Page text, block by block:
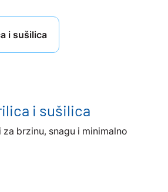
i sušilica
i sušilica
brzinu, snagu i minimalno